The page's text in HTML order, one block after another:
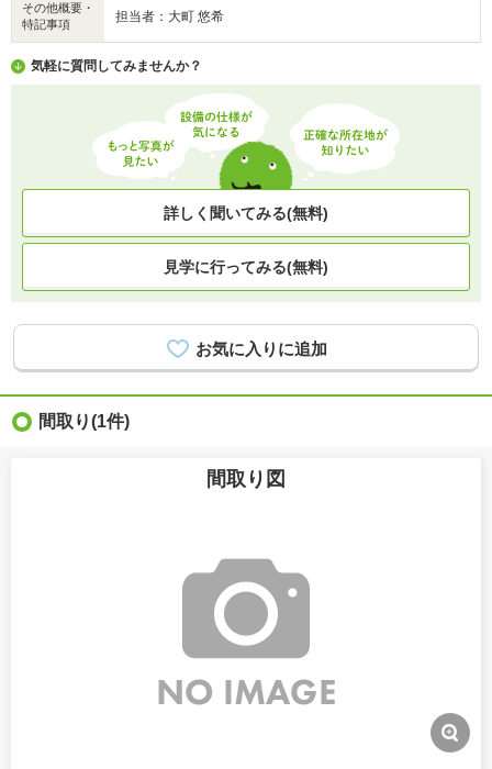
その他概要・
特記事項
担当者：大町 悠希
気軽に質問してみませんか？
詳しく聞いてみる(無料)
見学に行ってみる(無料)
間取り(1件)
間取り図